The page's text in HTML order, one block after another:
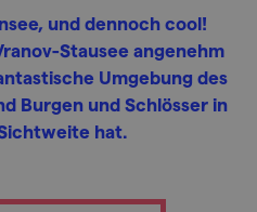
und dennoch cool!
Stausee angenehm
Umgebung des
Burgen und Schlösser in
hat.